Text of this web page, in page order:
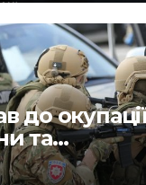
до
та